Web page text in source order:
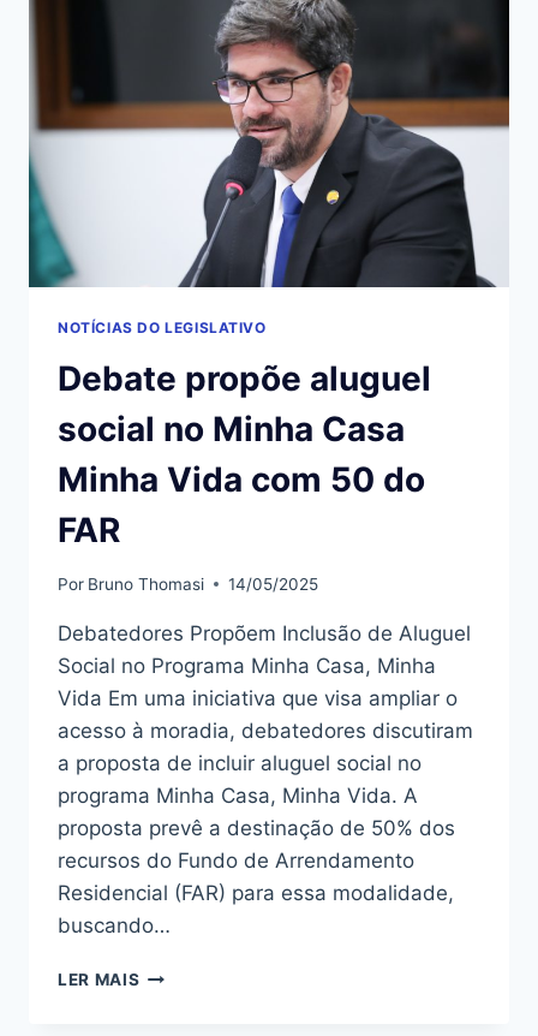
IMPOSTO
NOTÍCIAS DO LEGISLATIVO
Debate propõe aluguel
social no Minha Casa
Minha Vida com 50 do
FAR
Por Bruno Thomasi 14/05/2025
Debatedores Propõem Inclusão de Aluguel
Social no Programa Minha Casa, Minha
Vida Em uma iniciativa que visa ampliar o
acesso à moradia, debatedores discutiram
a proposta de incluir aluguel social no
programa Minha Casa, Minha Vida. A
proposta prevê a destinação de 50% dos
recursos do Fundo de Arrendamento
Residencial (FAR) para essa modalidade,
buscando…
LER MAIS DEBATE